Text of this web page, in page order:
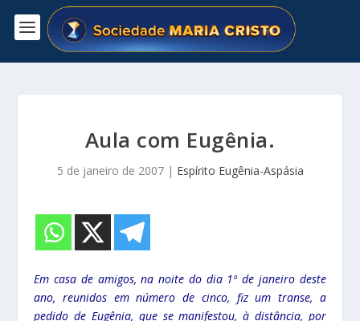
Aula com Eugênia.
5 de janeiro de 2007| Espírito Eugênia-Aspásia
Em casa de amigos, na noite do dia 1º de janeiro deste
ano, reunidos em número de cinco, fiz um transe, a
pedido de Eugênia, que se manifestou, à distância, por